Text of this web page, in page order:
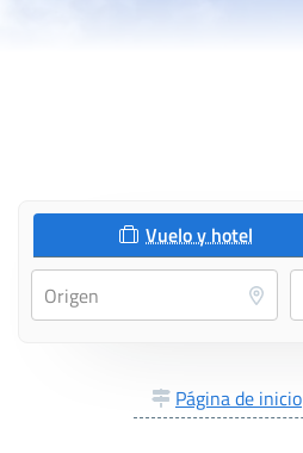
Vuelo y hotel
Página de inicio